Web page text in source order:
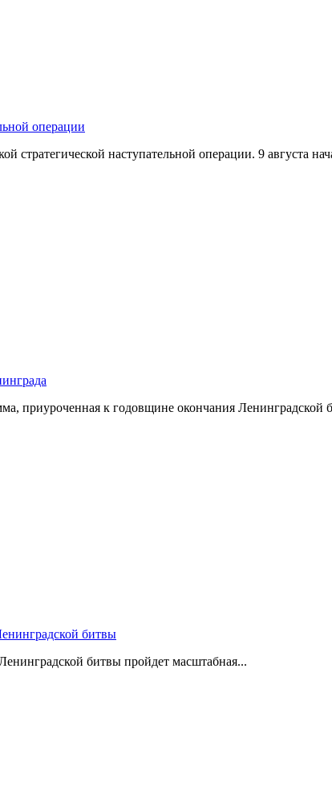
операции
стратегической наступательной операции. 9 августа
приуроченная к годовщине окончания
битвы
битвы пройдет масштабная...